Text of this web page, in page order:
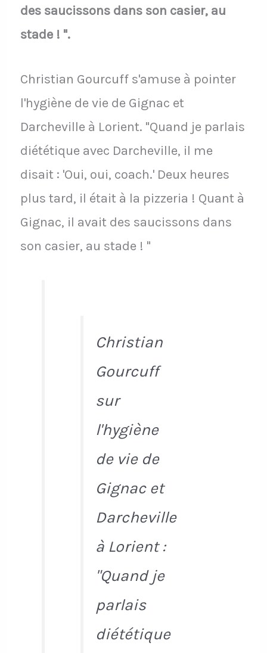
des saucissons dans son casier, au
stade ! ".
Christian Gourcuff s'amuse à pointer
l'hygiène de vie de Gignac et
Darcheville à Lorient. "Quand je parlais
diététique avec Darcheville, il me
disait : 'Oui, oui, coach.' Deux heures
plus tard, il était à la pizzeria ! Quant à
Gignac, il avait des saucissons dans
son casier, au stade ! "
Christian
Gourcuff
sur
l'hygiène
de vie de
Gignac et
Darcheville
à Lorient :
"Quand je
parlais
diététique